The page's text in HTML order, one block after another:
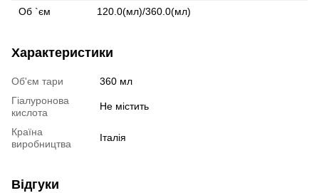
Об `єм 120.0(мл)/360.0(мл)
Характеристики
Об'єм тари
360 мл
Гіалуронова
кислота
Не містить
Країна
виробництва
Італія
Відгуки